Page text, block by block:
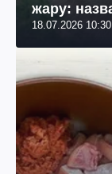
жару:
18.07.2026 10:30